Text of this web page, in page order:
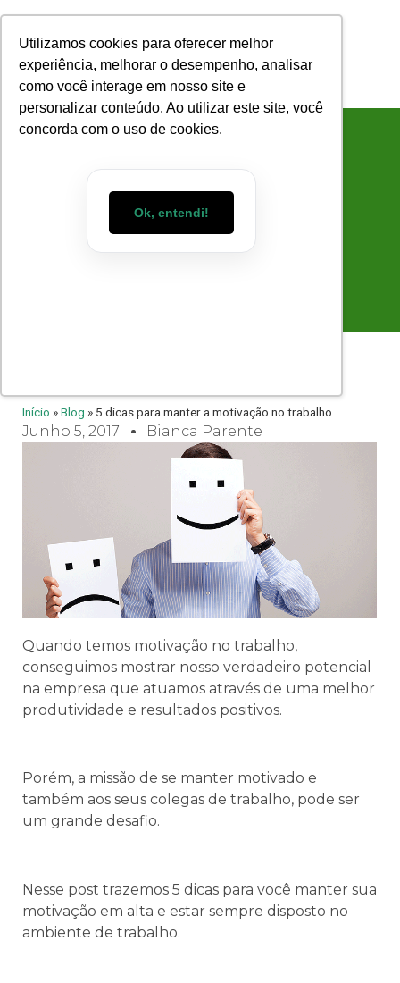
Utilizamos cookies para oferecer melhor
experiência, melhorar o desempenho, analisar
como você interage em nosso site e
personalizar conteúdo. Ao utilizar este site, você
concorda com o uso de cookies.
Ok, entendi!
5 Dicas Para Manter A
Motivação No Trabalho
Início »Blog » 5 dicas para manter a motivação no trabalho
Junho 5, 2017 Bianca Parente
Quando temos motivação no trabalho,
conseguimos mostrar nosso verdadeiro potencial
na empresa que atuamos através de uma melhor
produtividade e resultados positivos.
Porém, a missão de se manter motivado e
também aos seus colegas de trabalho, pode ser
um grande desafio.
Nesse post trazemos 5 dicas para você manter sua
motivação em alta e estar sempre disposto no
ambiente de trabalho.